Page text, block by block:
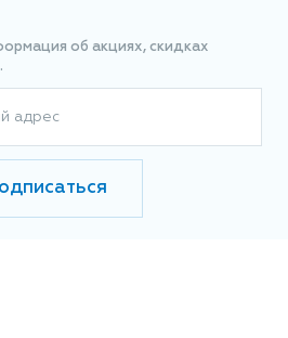
об акциях, скидках
адрес